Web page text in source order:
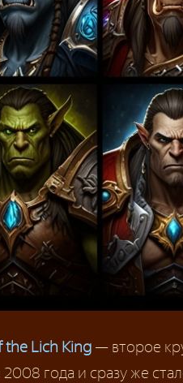
the Lich King — второе
года и сразу же